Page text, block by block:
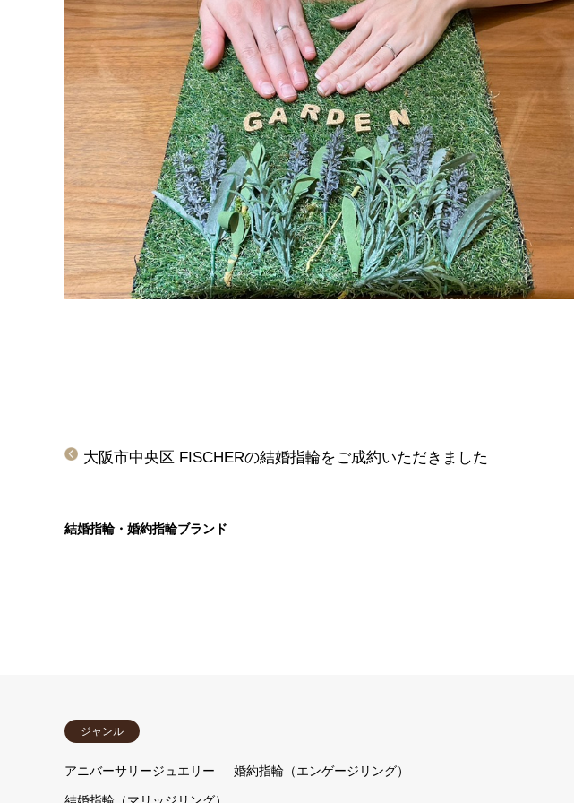
大阪市中央区 FISCHERの結婚指輪をご成約いただきました
結婚指輪・婚約指輪ブランド
ジャンル
アニバーサリージュエリー 婚約指輪（エンゲージリング）